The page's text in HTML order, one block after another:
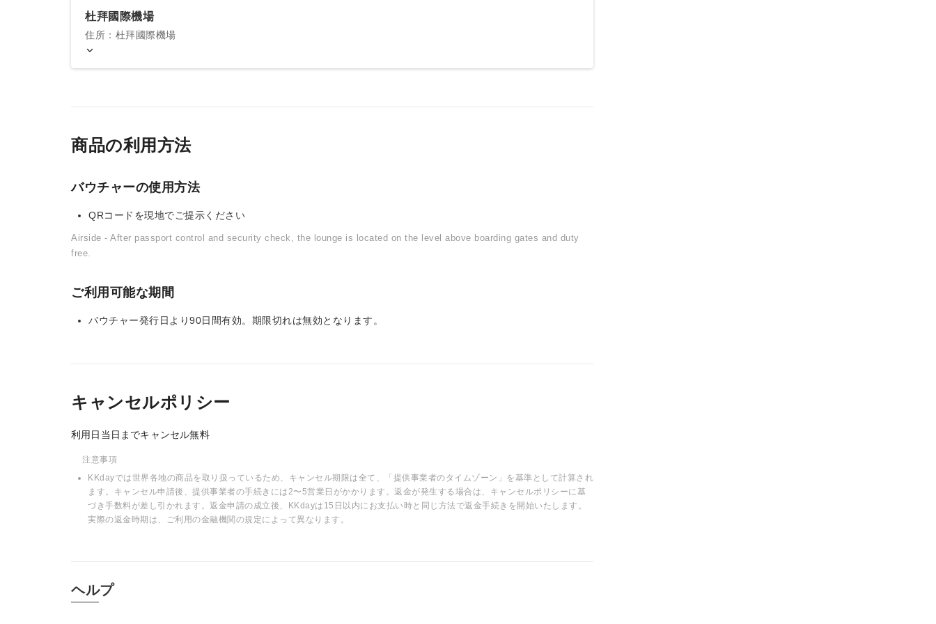
杜拜國際機場
住所：杜拜國際機場
商品の利用方法
バウチャーの使用方法
QRコードを現地でご提示ください
Airside - After passport control and security check, the lounge is located on the level above boarding gates and duty
free.
ご利用可能な期間
バウチャー発行日より90日間有効。期限切れは無効となります。
キャンセルポリシー
利用日当日までキャンセル無料
注意事項
KKdayでは世界各地の商品を取り扱っているため、キャンセル期限は全て、「提供事業者のタイムゾーン」を基準として計算され
ます。キャンセル申請後、提供事業者の手続きには2〜5営業日がかかります。返金が発生する場合は、キャンセルポリシーに基
づき手数料が差し引かれます。返金申請の成立後、KKdayは15日以内にお支払い時と同じ方法で返金手続きを開始いたします。
実際の返金時期は、ご利用の金融機関の規定によって異なります。
ヘルプ